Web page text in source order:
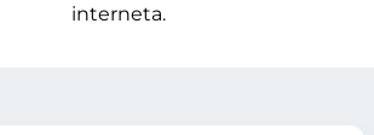
interneta.